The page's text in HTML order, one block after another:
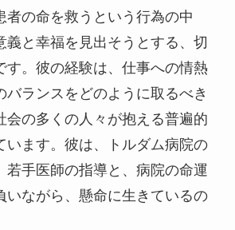
者の命を救うという行為の中
義と幸福を見出そうとする、切
す。彼の経験は、仕事への情熱
バランスをどのように取るべき
会の多くの人々が抱える普遍的
います。彼は、トルダム病院の
若手医師の指導と、病院の命運
いながら、懸命に生きているの